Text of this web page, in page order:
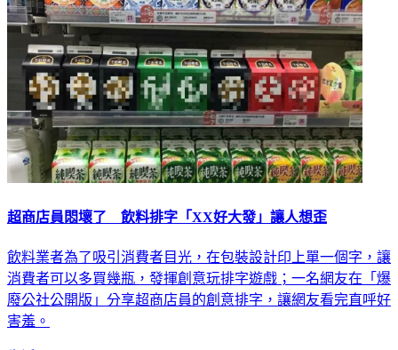
超商店員悶壞了 飲料排字「XX好大發」讓人想歪
飲料業者為了吸引消費者目光，在包裝設計印上單一個字，讓
消費者可以多買幾瓶，發揮創意玩排字遊戲；一名網友在「爆
廢公社公開版」分享超商店員的創意排字，讓網友看完直呼好
害羞。